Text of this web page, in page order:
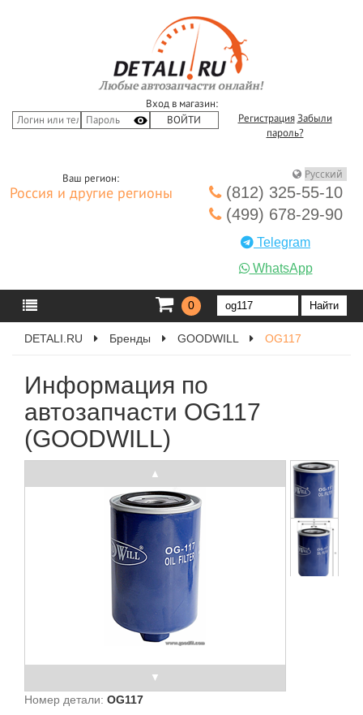
Вход в магазин:
Регистрация Забыли
пароль?
Ваш регион:
Россия и другие регионы
(812) 325-55-10
(499) 678-29-90
Telegram
WhatsApp
0
DETALI.RU Бренды GOODWILL OG117
Информация по
автозапчасти OG117
(GOODWILL)
Номер детали: OG117